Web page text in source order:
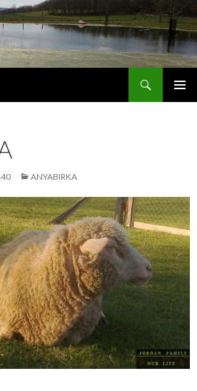
ANYABIRKA